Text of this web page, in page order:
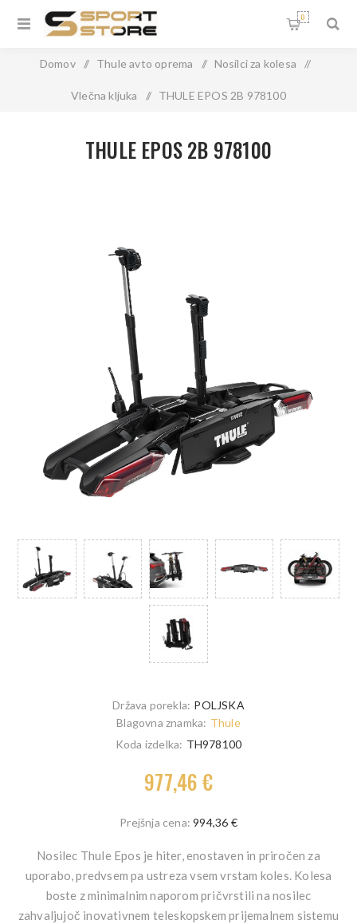
0
Domov / Thule avto oprema / Nosilci za kolesa /
Vlečna kljuka / THULE EPOS 2B 978100
Država porekla: POLJSKA
THULE EPOS 2B 978100
Blagovna znamka: Thule
Koda izdelka: TH978100
977,46 €
Prejšnja cena:994,36 €
Nosilec Thule Epos je hiter, enostaven in priročen za
uporabo, predvsem pa ustreza vsem vrstam koles. Kolesa
boste z minimalnim naporom pričvrstili na nosilec
zahvaljujoč inovativnem teleskopskem prijemalnem sistemu